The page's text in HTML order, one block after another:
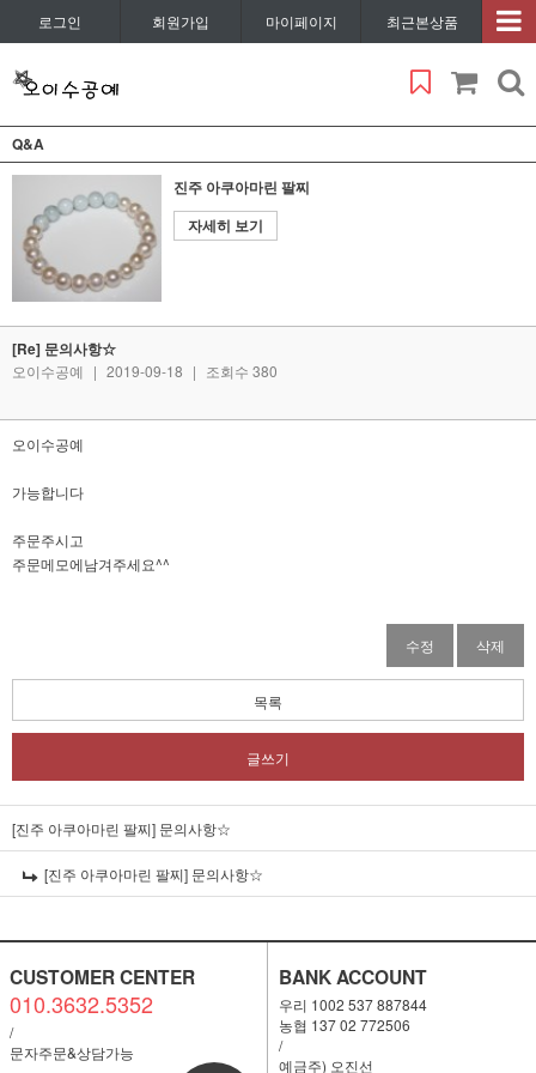
로그인 회원가입 마이페이지 최근본상품
Q&A
진주 아쿠아마린 팔찌
자세히 보기
[Re] 문의사항☆
오이수공예 | 2019-09-18 | 조회수 380
오이수공예
가능합니다
주문주시고
주문메모에남겨주세요^^
수정 삭제
목록
글쓰기
[진주 아쿠아마린 팔찌] 문의사항☆
[진주 아쿠아마린 팔찌] 문의사항☆
CUSTOMER CENTER
010.3632.5352
/
문자주문&상담가능
BANK ACCOUNT
우리 1002 537 887844
농협 137 02 772506
/
예금주) 오진선